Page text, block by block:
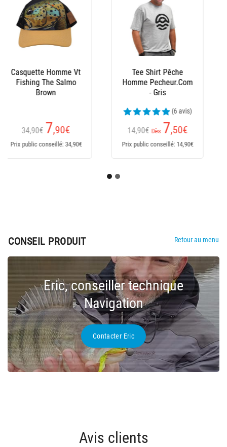
Bonnet Peche
Pecheur.Com
Réversible - Noir/Kaki
(6 avis)
,60€
Prix public conseillé: 9,90€
CONSEIL PRODUIT Retour au menu
Eric, conseiller technique
Navigation
Contacter Eric
Avis clients